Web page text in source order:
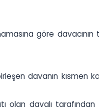
göre davacının
davanın kısmen
olan davalı